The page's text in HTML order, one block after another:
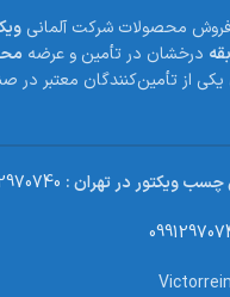
محصولات شرکت آلمانی
درخشان در تأمین و عرضه
از تأمین‌کنندگان معتبر در
چسب ویکتور در تهران :